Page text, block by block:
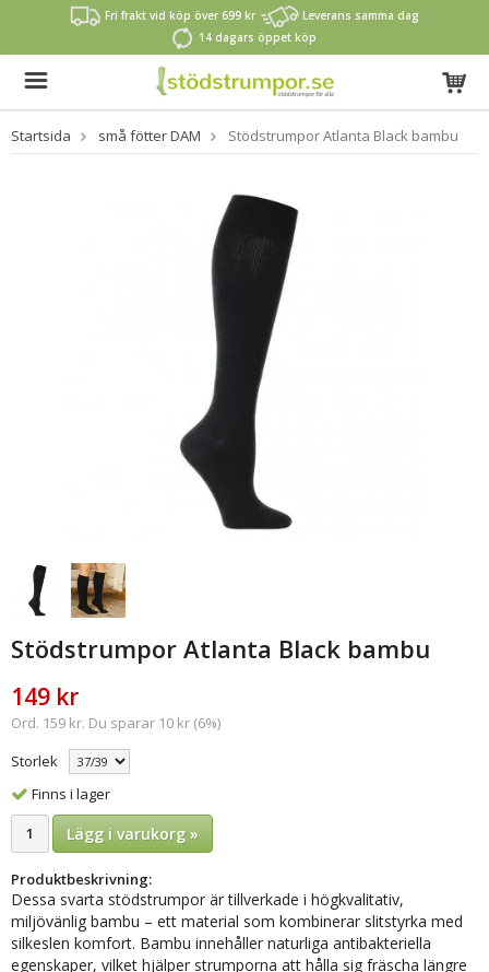
Fri frakt vid köp över 699 kr
Leverans samma dag
14 dagars öppet köp
Startsida små fötter DAM Stödstrumpor Atlanta Black bambu
Stödstrumpor Atlanta Black bambu
149 kr
Ord. 159 kr. Du sparar 10 kr (6%)
Storlek
Finns i lager
Lägg i varukorg »
Produktbeskrivning:
Dessa svarta stödstrumpor är tillverkade i högkvalitativ,
miljövänlig bambu – ett material som kombinerar slitstyrka med
silkeslen komfort. Bambu innehåller naturliga antibakteriella
egenskaper, vilket hjälper strumporna att hålla sig fräscha längre